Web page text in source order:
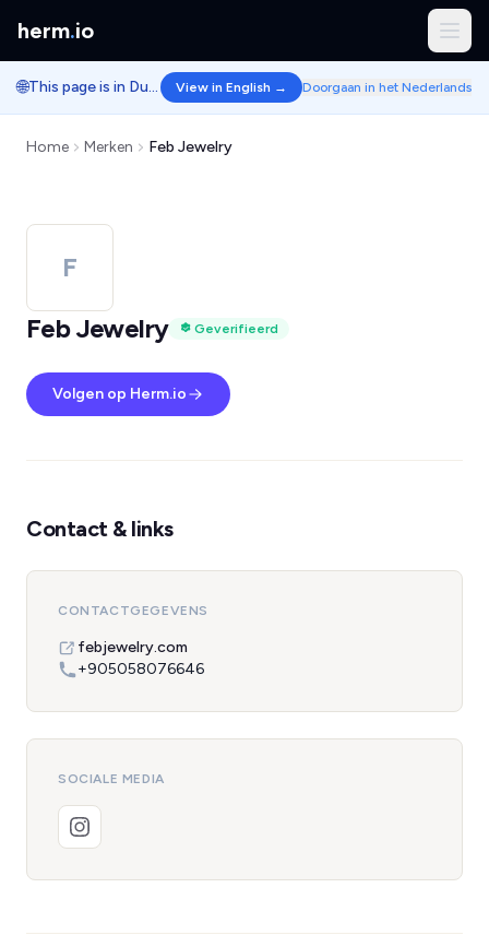
herm.io
🌐 This page is in Dutch. View in English → Doorgaan in het Nederlands
Home Merken Feb Jewelry
F
Feb Jewelry
Geverifieerd
Volgen op Herm.io
Contact & links
CONTACTGEGEVENS
febjewelry.com
+905058076646
SOCIALE MEDIA